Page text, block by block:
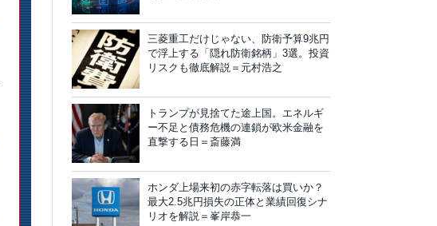
三菱重工だけじゃない、防衛予算9兆円
で浮上する「隠れ防衛銘柄」3選。投資
リスクも徹底解説＝元村浩之
トランプが見捨てた途上国。エネルギ
ー不足と債務危機の連鎖が欧米金融を
直撃する日＝斎藤満
ホンダ上場来初の赤字転落は買いか？
最大2.5兆円損失の正体と業績回復シナ
リオを解説＝峯岸恭一